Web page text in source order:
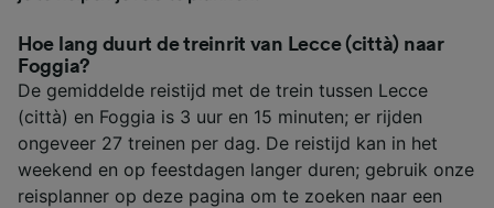
Hoe lang duurt de treinrit van Lecce (città) naar
Foggia?
De gemiddelde reistijd met de trein tussen Lecce
(città) en Foggia is 3 uur en 15 minuten; er rijden
ongeveer 27 treinen per dag. De reistijd kan in het
weekend en op feestdagen langer duren; gebruik onze
reisplanner op deze pagina om te zoeken naar een